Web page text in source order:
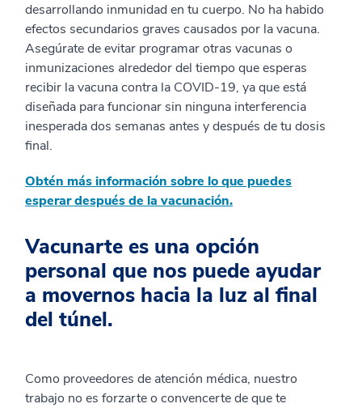
desarrollando inmunidad en tu cuerpo. No ha habido
efectos secundarios graves causados por la vacuna.
Asegúrate de evitar programar otras vacunas o
inmunizaciones alrededor del tiempo que esperas
recibir la vacuna contra la COVID-19, ya que está
diseñada para funcionar sin ninguna interferencia
inesperada dos semanas antes y después de tu dosis
final.
Obtén más información sobre lo que puedes
esperar después de la vacunación.
Vacunarte es una opción
personal que nos puede ayudar
a movernos hacia la luz al final
del túnel.
Como proveedores de atención médica, nuestro
trabajo no es forzarte o convencerte de que te